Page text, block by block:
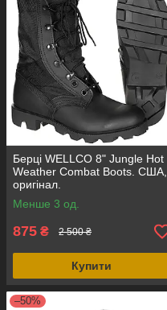
Берці WELLCO 8" Jungle Hot
Weather Combat Boots. США,
оригінал.
Менше 3 од.
875 ₴ 2 500 ₴
Купити
–50%